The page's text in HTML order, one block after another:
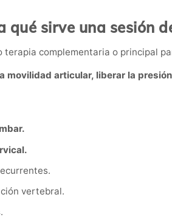
qué sirve una sesión
terapia complementaria o principal
movilidad articular, liberar la
vertebral.